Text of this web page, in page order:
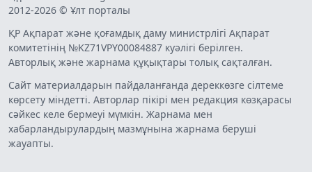
2012-2026 © Ұлт порталы
ҚР Ақпарат және қоғамдық даму министрлігі Ақпарат
комитетінің №KZ71VPY00084887 куәлігі берілген.
Авторлық және жарнама құқықтары толық сақталған.
Сайт материалдарын пайдаланғанда дереккөзге сілтеме
көрсету міндетті. Авторлар пікірі мен редакция көзқарасы
сәйкес келе бермеуі мүмкін. Жарнама мен
хабарландырулардың мазмұнына жарнама беруші
жауапты.